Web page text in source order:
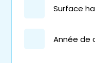
surface
année